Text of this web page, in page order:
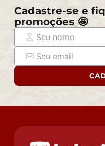
Cadastre-se e
promoções 🤩